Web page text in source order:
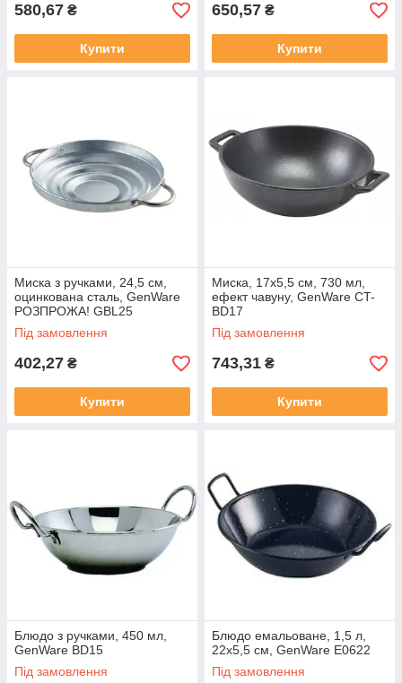
580,67 ₴
Купити
650,57 ₴
Купити
Миска з ручками, 24,5 см,
оцинкована сталь, GenWare
РОЗПРОЖА! GBL25
Під замовлення
402,27 ₴
Купити
Миска, 17х5,5 см, 730 мл,
ефект чавуну, GenWare CT-
BD17
Під замовлення
743,31 ₴
Купити
Блюдо з ручками, 450 мл,
GenWare BD15
Під замовлення
Блюдо емальоване, 1,5 л,
22х5,5 см, GenWare E0622
Під замовлення